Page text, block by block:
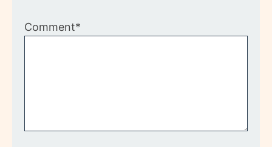
Comment*